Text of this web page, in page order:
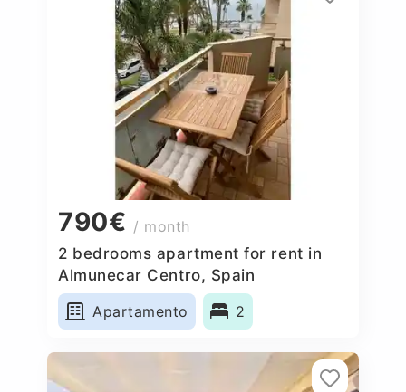
790€ / month
2 bedrooms apartment for rent in
Almunecar Centro, Spain
Apartamento
2